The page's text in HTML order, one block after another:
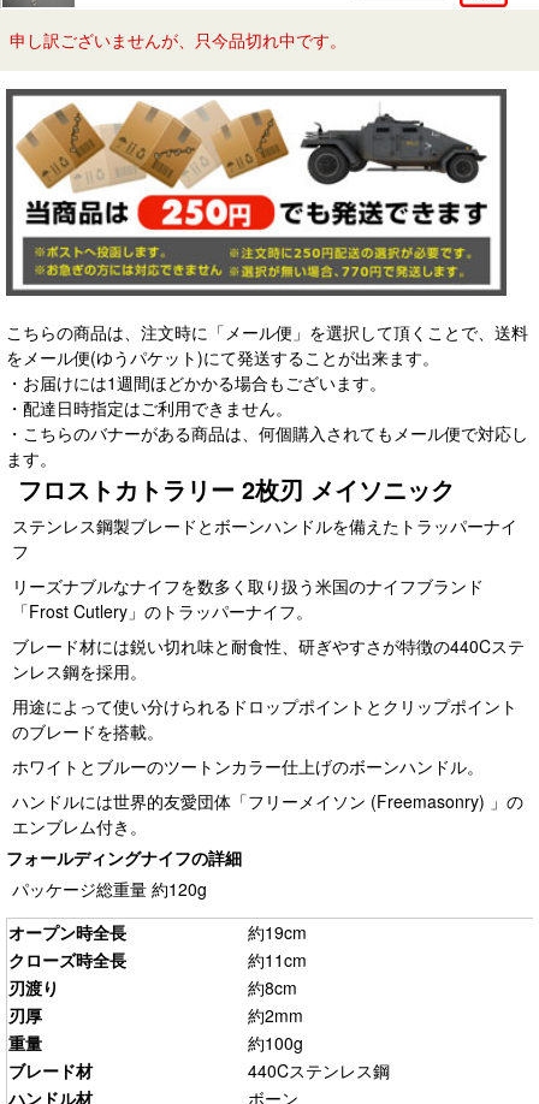
申し訳ございませんが、只今品切れ中です。
こちらの商品は、注文時に「メール便」を選択して頂くことで、送料
をメール便(ゆうパケット)にて発送することが出来ます。
・お届けには1週間ほどかかる場合もございます。
・配達日時指定はご利用できません。
・こちらのバナーがある商品は、何個購入されてもメール便で対応し
ます。
フロストカトラリー 2枚刃 メイソニック
ステンレス鋼製ブレードとボーンハンドルを備えたトラッパーナイ
フ
リーズナブルなナイフを数多く取り扱う米国のナイフブランド
「Frost Cutlery」のトラッパーナイフ。
ブレード材には鋭い切れ味と耐食性、研ぎやすさが特徴の440Cステ
ンレス鋼を採用。
用途によって使い分けられるドロップポイントとクリップポイント
のブレードを搭載。
ホワイトとブルーのツートンカラー仕上げのボーンハンドル。
ハンドルには世界的友愛団体「フリーメイソン (Freemasonry) 」の
エンブレム付き。
フォールディングナイフの詳細
パッケージ総重量 約120g
オープン時全長
約19cm
クローズ時全長
約11cm
刃渡り
約8cm
刃厚
約2mm
重量
約100g
ブレード材
440Cステンレス鋼
ハンドル材
ボーン